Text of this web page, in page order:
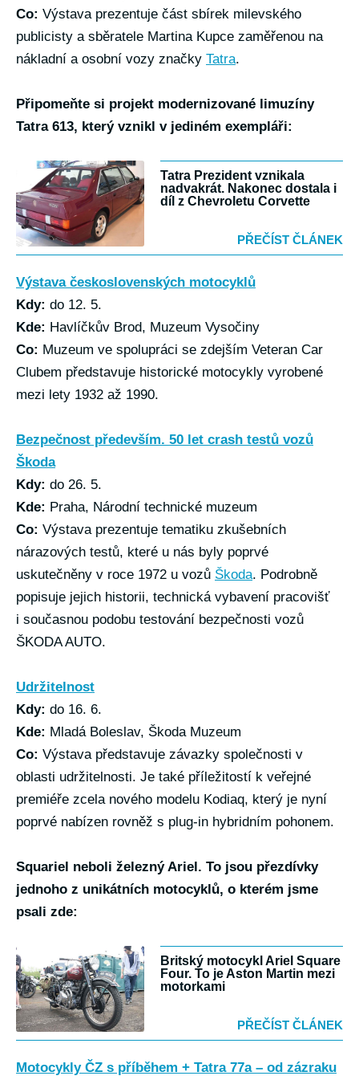
Co: Výstava prezentuje část sbírek milevského
publicisty a sběratele Martina Kupce zaměřenou na
nákladní a osobní vozy značky Tatra.
Připomeňte si projekt modernizované limuzíny
Tatra 613, který vznikl v jediném exempláři:
Tatra Prezident vznikala
nadvakrát. Nakonec dostala i
díl z Chevroletu Corvette
PŘEČÍST ČLÁNEK
Výstava československých motocyklů
Kdy: do 12. 5.
Kde: Havlíčkův Brod, Muzeum Vysočiny
Co: Muzeum ve spolupráci se zdejším Veteran Car
Clubem představuje historické motocykly vyrobené
mezi lety 1932 až 1990.
Bezpečnost především. 50 let crash testů vozů
Škoda
Kdy: do 26. 5.
Kde: Praha, Národní technické muzeum
Co: Výstava prezentuje tematiku zkušebních
nárazových testů, které u nás byly poprvé
uskutečněny v roce 1972 u vozů Škoda. Podrobně
popisuje jejich historii, technická vybavení pracovišť
i současnou podobu testování bezpečnosti vozů
ŠKODA AUTO.
Udržitelnost
Kdy: do 16. 6.
Kde: Mladá Boleslav, Škoda Muzeum
Co: Výstava představuje závazky společnosti v
oblasti udržitelnosti. Je také příležitostí k veřejné
premiéře zcela nového modelu Kodiaq, který je nyní
poprvé nabízen rovněž s plug-in hybridním pohonem.
Squariel neboli železný Ariel. To jsou přezdívky
jednoho z unikátních motocyklů, o kterém jsme
psali zde:
Britský motocykl Ariel Square
Four. To je Aston Martin mezi
motorkami
PŘEČÍST ČLÁNEK
Motocykly ČZ s příběhem + Tatra 77a – od zázraku